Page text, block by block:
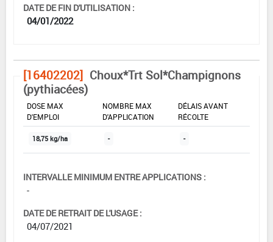
DATE DE FIN D'UTILISATION :
04/01/2022
[16402202] Choux*Trt Sol*Champignons
(pythiacées)
DOSE MAX
D'EMPLOI
NOMBRE MAX
D'APPLICATION
DÉLAIS AVANT
RÉCOLTE
18,75 kg/ha - -
INTERVALLE MINIMUM ENTRE APPLICATIONS :
-
DATE DE RETRAIT DE L'USAGE :
04/07/2021